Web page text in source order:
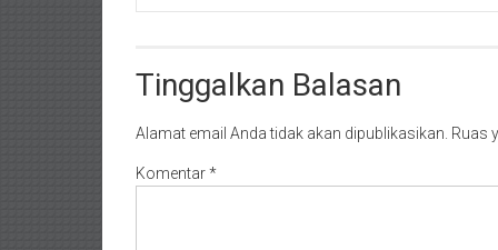
Tinggalkan Balasan
Alamat email Anda tidak akan dipublikasikan. Ruas
Komentar*